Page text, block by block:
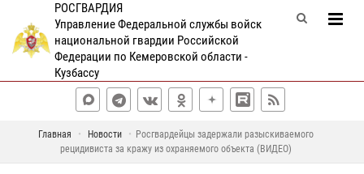
РОСГВАРДИЯ
Управление Федеральной службы войск
национальной гвардии Российской
Федерации по Кемеровской области -
Кузбассу
Главная Новости
Росгвардейцы задержали разыскиваемого
рецидивиста за кражу из охраняемого объекта (ВИДЕО)